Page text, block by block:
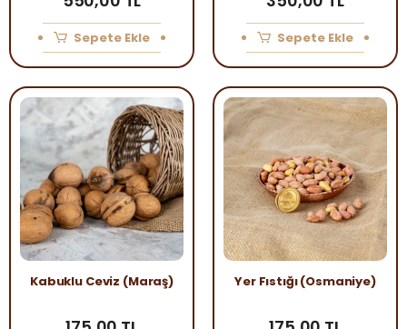
Sepete Ekle Sepete Ekle
Kabuklu Ceviz (Maraş) Yer Fıstığı (Osmaniye)